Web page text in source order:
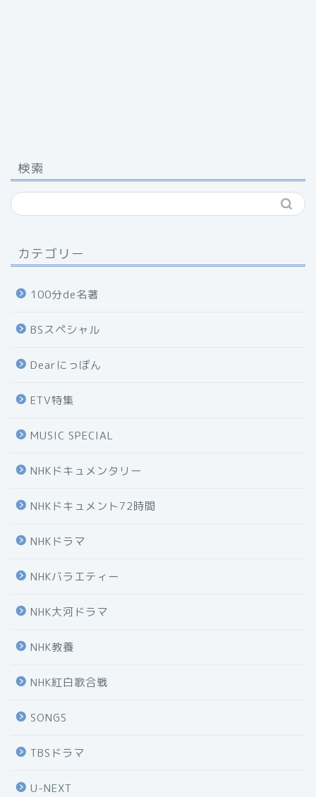
検索
カテゴリー
100分de名著
BSスペシャル
Dearにっぽん
ETV特集
MUSIC SPECIAL
NHKドキュメンタリー
NHKドキュメント72時間
NHKドラマ
NHKバラエティー
NHK大河ドラマ
NHK教養
NHK紅白歌合戦
SONGS
TBSドラマ
U-NEXT